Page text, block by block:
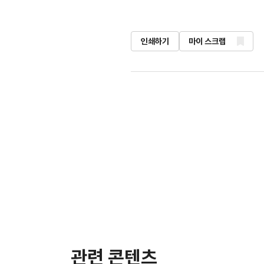
인쇄하기 마이 스크랩
관련 콘텐츠